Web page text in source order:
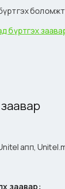
бүртгэх
бүртгэх
заавар
Unitel апп,
заавар: